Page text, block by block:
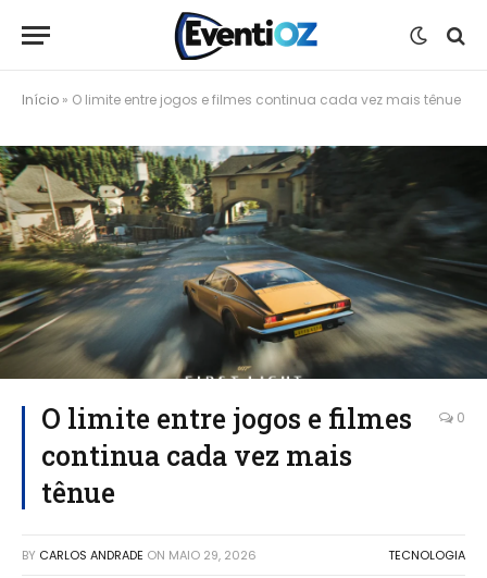
Início » O limite entre jogos e filmes continua cada vez mais tênue
O limite entre jogos e filmes
continua cada vez mais
tênue
0
BY CARLOS ANDRADE ON MAIO 29, 2026 TECNOLOGIA